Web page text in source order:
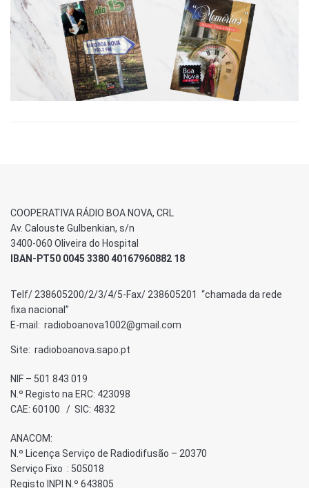
COOPERATIVA RÁDIO BOA NOVA, CRL
Av. Calouste Gulbenkian, s/n
3400-060 Oliveira do Hospital
IBAN-PT50 0045 3380 40167960882 18
Telf/ 238605200/2/3/4/5-Fax/ 238605201 “chamada da rede
fixa nacional”
E-mail: radioboanova1002@gmail.com
Site: radioboanova.sapo.pt
NIF – 501 843 019
N.º Registo na ERC: 423098
CAE: 60100 / SIC: 4832
ANACOM:
N.º Licença Serviço de Radiodifusão – 20370
Serviço Fixo : 505018
Registo INPI N.º 643805